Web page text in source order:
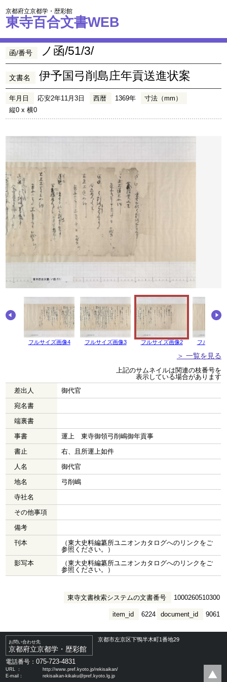
京都府立京都学・歴彩館
東寺百合文書WEB
函/番号 ノ函/51/3/
文書名 伊予国弓削島庄年貢送進状案
年月日 応安2年11月3日 西暦 1369年
寸法（mm）
縦0 x 横0
フルサイズ画像4 フルサイズ画像3 フルサイズ画像2 フルサイズ
＞ 一覧を見る
上記のサムネイルは関連の枝番号を
表示している場合があります
差出人
御代官
宛名書
端裏書
事書
運上 東寺御領弓削嶋御年貢事
書止
右、且所運上如件
人名
御代官
地名
弓削嶋
寺社名
その他事項
備考
刊本
（東大史料編纂所ユニオンカタログへのリンクをご
参照ください。）
影写本
（東大史料編纂所ユニオンカタログへのリンクをご
参照ください。）
東寺文書検索システムの文書番号 1000260510300
document_id 9061
item_id 6224
お問い合わせ先
京都府立京都学・歴彩館
京都市左京区下鴨半木町1番地29
電話番号：075-723-4831
URL ：
http://www.pref.kyoto.jp/rekisaikan/
E-mail：
rekisaikan-kikaku@pref.kyoto.lg.jp